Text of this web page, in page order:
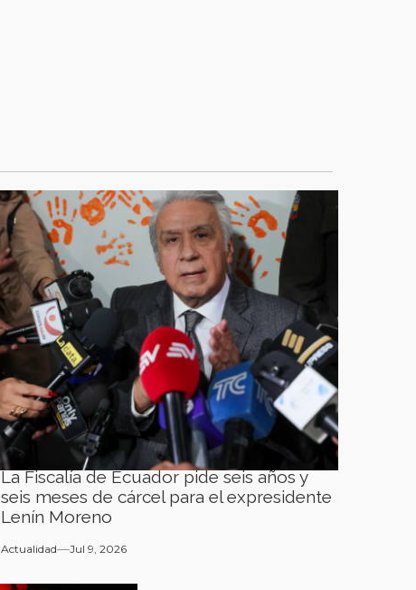
La Fiscalía de Ecuador pide seis años y
seis meses de cárcel para el expresidente
Lenín Moreno
Actualidad Jul 9, 2026